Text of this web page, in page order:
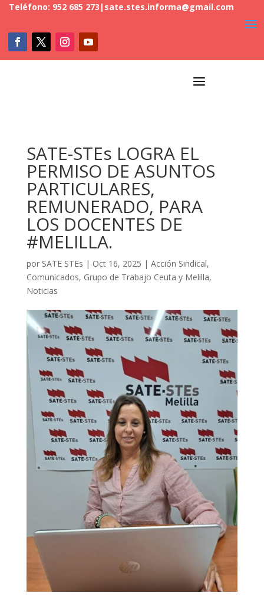
Teléfono: 952 685 273 | sate.stes.informa@gmail.com
a
SATE-STEs LOGRA EL
PERMISO DE ASUNTOS
PARTICULARES,
REMUNERADO, PARA
LOS DOCENTES DE
#MELILLA.
por SATE STEs | Oct 16, 2025 | Acción Sindical,
Comunicados, Grupo de Trabajo Ceuta y Melilla,
Noticias